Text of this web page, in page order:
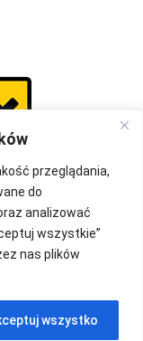
przeglądania,
do
analizować
wszystkie”
nas plików
wszystko